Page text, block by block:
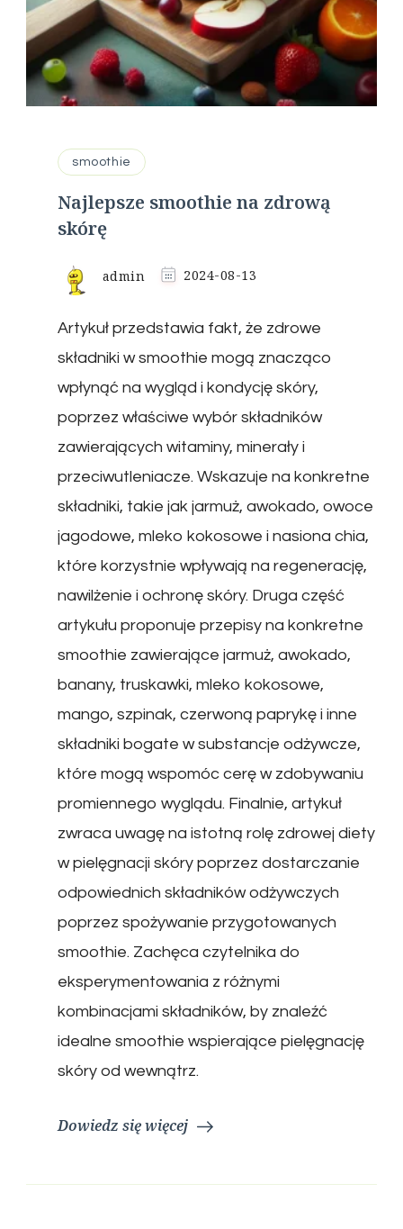
smoothie
Najlepsze smoothie na zdrową
skórę
admin 2024-08-13
Artykuł przedstawia fakt, że zdrowe
składniki w smoothie mogą znacząco
wpłynąć na wygląd i kondycję skóry,
poprzez właściwe wybór składników
zawierających witaminy, minerały i
przeciwutleniacze. Wskazuje na konkretne
składniki, takie jak jarmuż, awokado, owoce
jagodowe, mleko kokosowe i nasiona chia,
które korzystnie wpływają na regenerację,
nawilżenie i ochronę skóry. Druga część
artykułu proponuje przepisy na konkretne
smoothie zawierające jarmuż, awokado,
banany, truskawki, mleko kokosowe,
mango, szpinak, czerwoną paprykę i inne
składniki bogate w substancje odżywcze,
które mogą wspomóc cerę w zdobywaniu
promiennego wyglądu. Finalnie, artykuł
zwraca uwagę na istotną rolę zdrowej diety
w pielęgnacji skóry poprzez dostarczanie
odpowiednich składników odżywczych
poprzez spożywanie przygotowanych
smoothie. Zachęca czytelnika do
eksperymentowania z różnymi
kombinacjami składników, by znaleźć
idealne smoothie wspierające pielęgnację
skóry od wewnątrz.
Dowiedz się więcej